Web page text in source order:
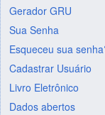
Gerador GRU
Sua Senha
Esqueceu sua
Cadastrar Usuário
Livro Eletrônico
Dados abertos